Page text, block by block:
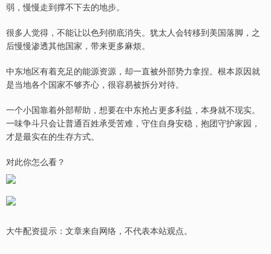
弱，慢慢走到撑不下去的地步。
很多人觉得，不能让以色列彻底消失。犹太人会转移到美国落脚，之
后慢慢渗透其他国家，带来更多麻烦。
中东地区有着充足的能源资源，却一直被外部势力拿捏。根本原因就
是当地各个国家不够齐心，很容易被拆分对待。
一个小国靠着外部帮助，想要在中东抢占更多利益，本身就不现实。
一味争斗只会让普通百姓承受苦难，守住自身安稳，抱团守护家园，
才是最实在的生存方式。
对此你怎么看？
大牛配资提示：文章来自网络，不代表本站观点。